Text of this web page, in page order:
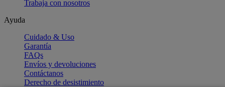
Trabaja con nosotros
Ayuda
Cuidado & Uso
Garantía
FAQs
Envíos y devoluciones
Contáctanos
Derecho de desistimiento